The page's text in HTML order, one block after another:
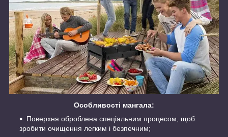
Особливості мангала:
Поверхня оброблена спеціальним процесом, щоб
зробити очищення легким і безпечним;